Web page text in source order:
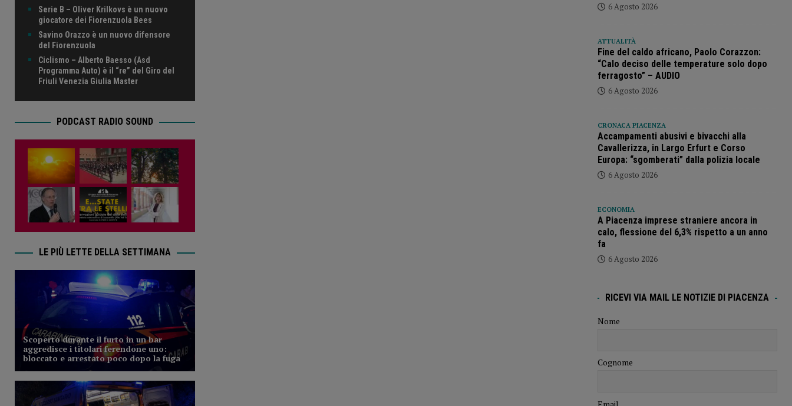
Serie B – Oliver Krilkovs è un nuovo
giocatore dei Fiorenzuola Bees
Savino Orazzo è un nuovo difensore
del Fiorenzuola
Ciclismo – Alberto Baesso (Asd
Programma Auto) è il “re” del Giro del
Friuli Venezia Giulia Master
PODCAST RADIO SOUND
LE PIÙ LETTE DELLA SETTIMANA
6 Agosto 2026
ATTUALITÀ
Fine del caldo africano, Paolo Corazzon:
“Calo deciso delle temperature solo dopo
ferragosto” – AUDIO
6 Agosto 2026
CRONACA PIACENZA
Accampamenti abusivi e bivacchi alla
Cavallerizza, in Largo Erfurt e Corso
Europa: “sgomberati” dalla polizia locale
6 Agosto 2026
ECONOMIA
A Piacenza imprese straniere ancora in
calo, flessione del 6,3% rispetto a un anno
fa
6 Agosto 2026
RICEVI VIA MAIL LE NOTIZIE DI PIACENZA
Nome
Cognome
Email